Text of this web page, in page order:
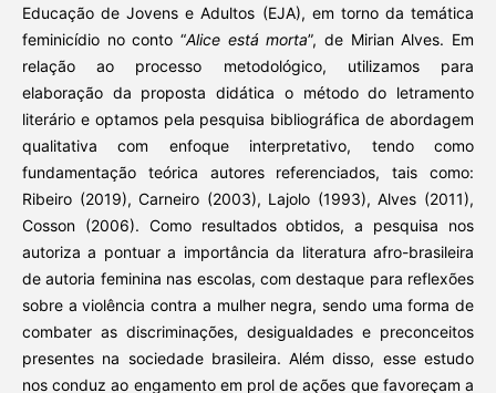
Educação de Jovens e Adultos (EJA), em torno da temática
feminicídio no conto “Alice está morta”, de Mirian Alves. Em
relação ao processo metodológico, utilizamos para
elaboração da proposta didática o método do letramento
literário e optamos pela pesquisa bibliográfica de abordagem
qualitativa com enfoque interpretativo, tendo como
fundamentação teórica autores referenciados, tais como:
Ribeiro (2019), Carneiro (2003), Lajolo (1993), Alves (2011),
Cosson (2006). Como resultados obtidos, a pesquisa nos
autoriza a pontuar a importância da literatura afro-brasileira
de autoria feminina nas escolas, com destaque para reflexões
sobre a violência contra a mulher negra, sendo uma forma de
combater as discriminações, desigualdades e preconceitos
presentes na sociedade brasileira. Além disso, esse estudo
nos conduz ao engamento em prol de ações que favoreçam a